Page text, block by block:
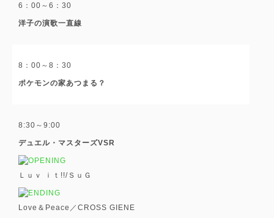
6：00～6：30
洋子の演歌一直線
8：00～8：30
ポケモンの家あつまる？
8:30～9:00
デュエル・マスターズVSR
Ｌｕｖ ｉｔ!!/ＳｕＧ
Love＆Peace／CROSS GIENE